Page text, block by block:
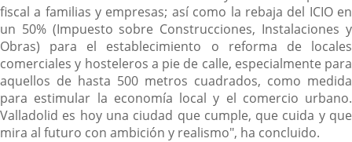
fiscal a familias y empresas; así como la rebaja del ICIO en
un 50% (Impuesto sobre Construcciones, Instalaciones y
Obras) para el establecimiento o reforma de locales
comerciales y hosteleros a pie de calle, especialmente para
aquellos de hasta 500 metros cuadrados, como medida
para estimular la economía local y el comercio urbano.
Valladolid es hoy una ciudad que cumple, que cuida y que
mira al futuro con ambición y realismo", ha concluido.